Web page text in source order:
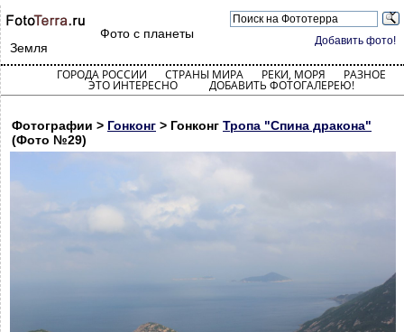
Добавить фото!
Фото с планеты
Земля
ГОРОДА РОССИИ СТРАНЫ МИРА РЕКИ, МОРЯ РАЗНОЕ
ЭТО ИНТЕРЕСНО ДОБАВИТЬ ФОТОГАЛЕРЕЮ!
Фотографии > Гонконг > Гонконг Тропа "Спина дракона"
(Фото №29)